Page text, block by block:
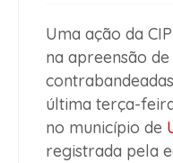
Uma ação da
na apreensão
última terça-
no município de
registrada pela